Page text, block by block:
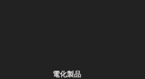
電化製品